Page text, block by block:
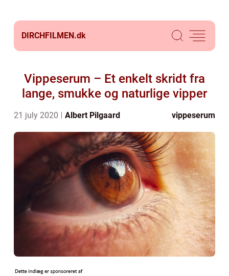
DIRCHFILMEN.dk
Vippeserum – Et enkelt skridt fra
lange, smukke og naturlige vipper
21 july 2020 Albert Pilgaard vippeserum